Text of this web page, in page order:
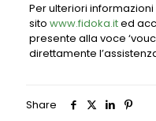
Per ulteriori
sito www.fidoka.ited
presente alla voce
direttamente
Share